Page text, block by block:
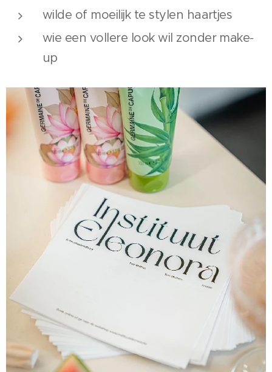
wilde of moeilijk te stylen haartjes
wie een vollere look wil zonder make-
up